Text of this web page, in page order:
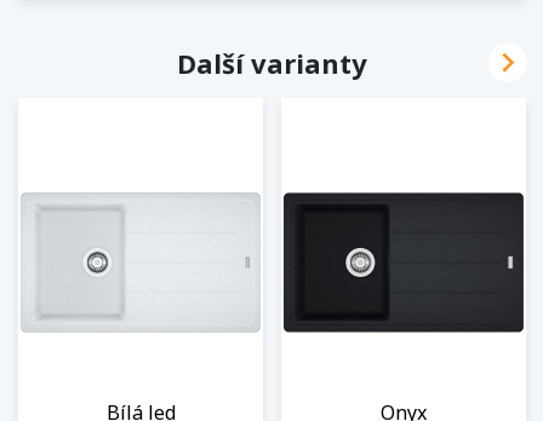
Další varianty
Bílá led Onyx
